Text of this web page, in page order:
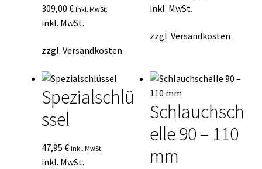
Vertrag widerrufen
309,00 € inkl. MwSt.
inkl. MwSt.
zzgl. Versandkosten
inkl. MwSt.
zzgl.Versandkosten
Spezialschlü
ssel
47,95 € inkl. MwSt.
inkl. MwSt.
Schlauchsch
elle 90 – 110
mm